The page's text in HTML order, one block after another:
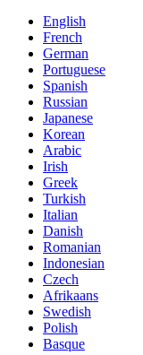
English
French
German
Portuguese
Spanish
Russian
Japanese
Korean
Arabic
Irish
Greek
Turkish
Italian
Danish
Romanian
Indonesian
Czech
Afrikaans
Swedish
Polish
Basque